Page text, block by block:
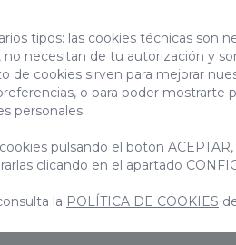
.
.
tipos: las cookies técnicas son
necesitan de tu autorización y
de cookies sirven para mejorar
o para poder mostrarte
personales.
pulsando el botón
clicando en el apartado
la POLÍTICA DE COOKIES